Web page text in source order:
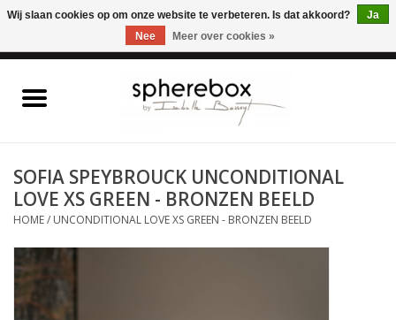
Home
MEUBELEN
KUNST
CADEAUBON
SOFIA SPEYBROUCK UNCONDITIONAL
LOVE XS GREEN - BRONZEN BEELD
HOME/ UNCONDITIONAL LOVE XS GREEN - BRONZEN BEELD
Wij slaan cookies op om onze website te verbeteren. Is dat akkoord?
Ja
Nee
Meer over cookies »
ONLINE WINKEL VOOR WOONACCESSOIRES, MEUBELEN & KUNST – GRATIS